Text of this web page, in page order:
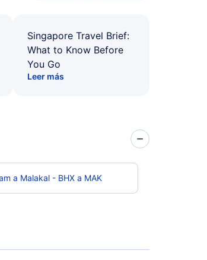
Singapore Travel Brief:
What to Know Before
You Go
Leer más
a Malakal - BHX a MAK